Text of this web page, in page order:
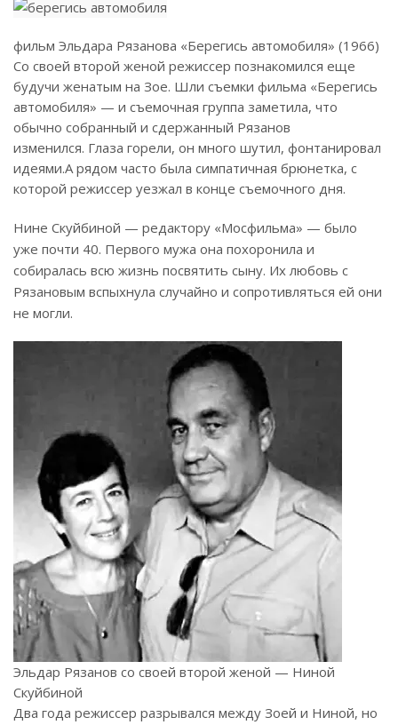
фильм Эльдара Рязанова «Берегись автомобиля» (1966)
Со своей второй женой режиссер познакомился еще
будучи женатым на Зое. Шли съемки фильма «Берегись
автомобиля» — и съемочная группа заметила, что
обычно собранный и сдержанный Рязанов
изменился. Глаза горели, он много шутил, фонтанировал
идеями.А рядом часто была симпатичная брюнетка, с
которой режиссер уезжал в конце съемочного дня.
Нине Скуйбиной — редактору «Мосфильма» — было
уже почти 40. Первого мужа она похоронила и
собиралась всю жизнь посвятить сыну. Их любовь с
Рязановым вспыхнула случайно и сопротивляться ей они
не могли.
Эльдар Рязанов со своей второй женой — Ниной
Скуйбиной
Два года режиссер разрывался между Зоей и Ниной, но